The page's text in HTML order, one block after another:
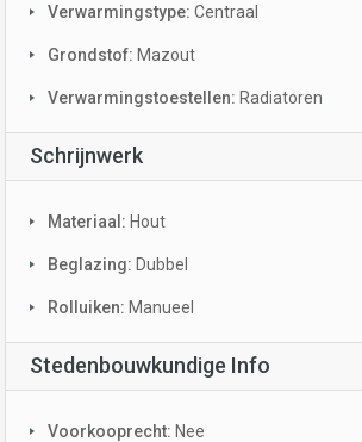
Verwarmingstype: Centraal
Grondstof: Mazout
Verwarmingstoestellen: Radiatoren
Schrijnwerk
Materiaal: Hout
Beglazing: Dubbel
Rolluiken: Manueel
Stedenbouwkundige Info
Voorkooprecht: Nee